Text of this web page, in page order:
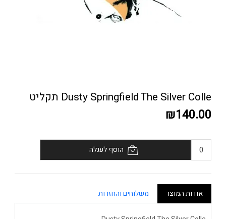
Dusty Springfield The Silver Colle תקליט
₪140.00
הוסף לעגלה
אודות המוצר משלוחים והחזרות